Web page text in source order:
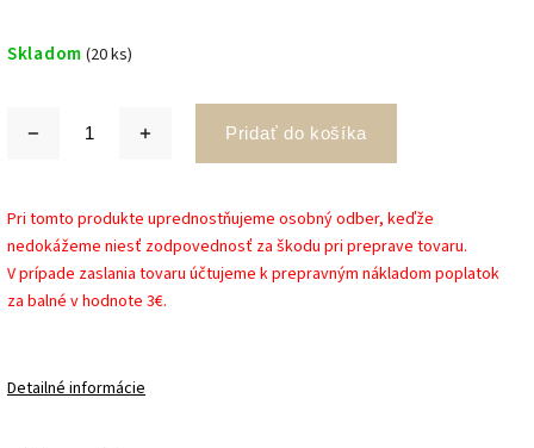
Skladom (20 ks)
Pridať do košíka
Pri tomto produkte uprednostňujeme osobný odber, keďže
nedokážeme niesť zodpovednosť za škodu pri preprave tovaru.
V prípade zaslania tovaru účtujeme k prepravným nákladom poplatok
za balné v hodnote 3€.
Detailné informácie